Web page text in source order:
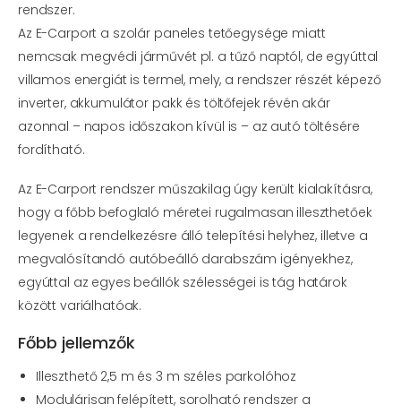
rendszer.
Az E-Carport a szolár paneles tetőegysége miatt
nemcsak megvédi járművét pl. a tűző naptól, de egyúttal
villamos energiát is termel, mely, a rendszer részét képező
inverter, akkumulátor pakk és töltőfejek révén akár
azonnal – napos időszakon kívül is – az autó töltésére
fordítható.
Az E-Carport rendszer műszakilag úgy került kialakításra,
hogy a főbb befoglaló méretei rugalmasan illeszthetőek
legyenek a rendelkezésre álló telepítési helyhez, illetve a
megvalósítandó autóbeálló darabszám igényekhez,
egyúttal az egyes beállók szélességei is tág határok
között variálhatóak.
Főbb jellemzők
Illeszthető 2,5 m és 3 m széles parkolóhoz
Modulárisan felépített, sorolható rendszer a